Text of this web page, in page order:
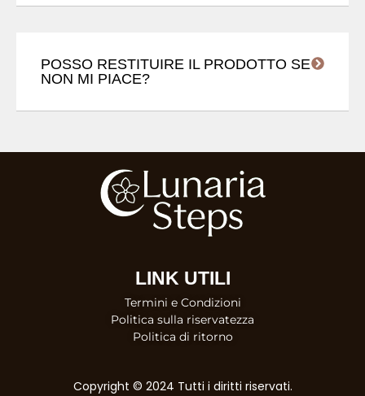
POSSO RESTITUIRE IL PRODOTTO SE
NON MI PIACE?
LINK UTILI
Termini e Condizioni
Politica sulla riservatezza
Politica di ritorno
Copyright © 2024 Tutti i diritti riservati.